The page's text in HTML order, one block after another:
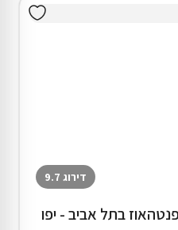
דירוג 9.7